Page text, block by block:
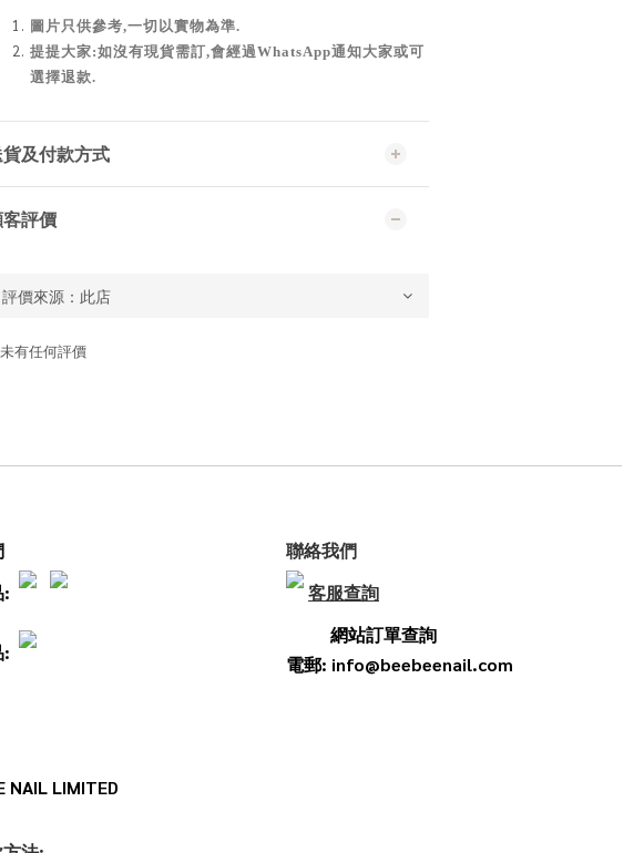
圖片只供參考,一切以實物為準.
提提大家:如沒有現貨需訂,會經過WhatsApp通知大家或可
選擇退款.
及付款方式
客評價
有任何評價
:
:
聯絡我們
客服查詢
網站訂單查詢
電郵: info@beebeenail.com
NAIL LIMITED